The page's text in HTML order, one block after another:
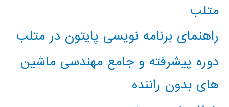
متلب
راهنمای برنامه نویسی پایتون در متلب
دوره پیشرفته و جامع مهندسی ماشین
های بدون راننده